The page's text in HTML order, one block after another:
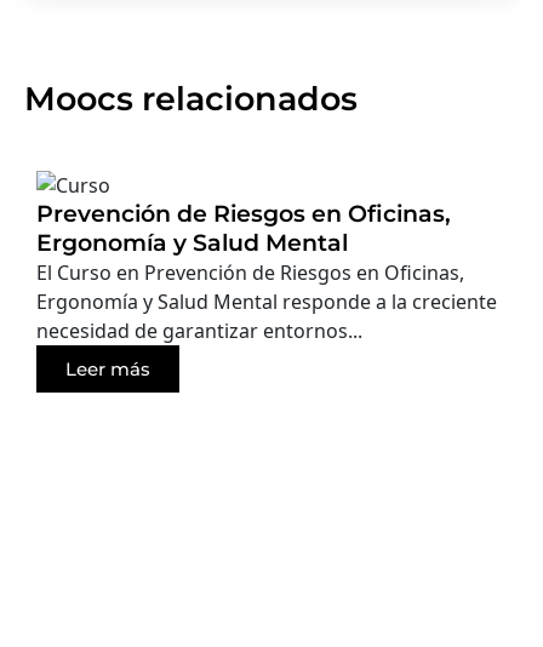
Moocs relacionados
Prevención de Riesgos en Oficinas,
Ergonomía y Salud Mental
El Curso en Prevención de Riesgos en Oficinas,
Ergonomía y Salud Mental responde a la creciente
necesidad de garantizar entornos...
Leer más